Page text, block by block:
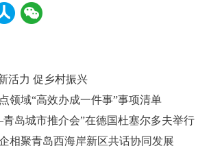
活力 促乡村振兴
领域“高效办成一件事”事项清单
岛城市推介会”在德国杜塞尔多夫举行
相聚青岛西海岸新区共话协同发展